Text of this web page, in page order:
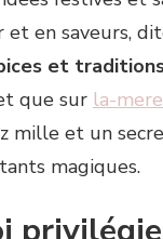
et en saveurs,
et
que sur la-
mille et un
magiques.